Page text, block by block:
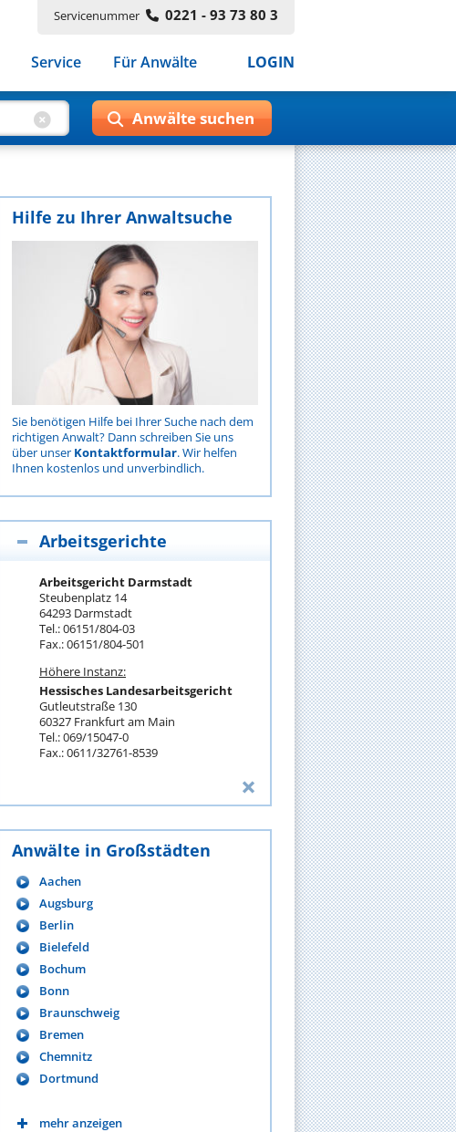
Servicenummer 0221 - 93 73 80 3
Service Für Anwälte LOGIN
Hilfe zu Ihrer Anwaltsuche
Sie benötigen Hilfe bei Ihrer Suche nach dem
richtigen Anwalt? Dann schreiben Sie uns
über unser Kontaktformular. Wir helfen
Ihnen kostenlos und unverbindlich.
Arbeitsgerichte
Arbeitsgericht Darmstadt
Steubenplatz 14
64293 Darmstadt
Tel.: 06151/804-03
Fax.: 06151/804-501
Höhere Instanz:
Hessisches Landesarbeitsgericht
Gutleutstraße 130
60327 Frankfurt am Main
Tel.: 069/15047-0
Fax.: 0611/32761-8539
Anwälte in Großstädten
Aachen
Augsburg
Berlin
Bielefeld
Bochum
Bonn
Braunschweig
Bremen
Chemnitz
Dortmund
mehr anzeigen